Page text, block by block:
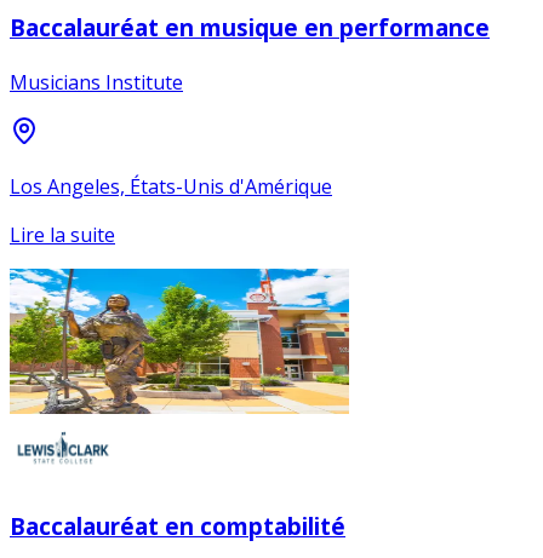
Baccalauréat en musique en performance
Musicians Institute
Los Angeles, États-Unis d'Amérique
Lire la suite
Baccalauréat en comptabilité